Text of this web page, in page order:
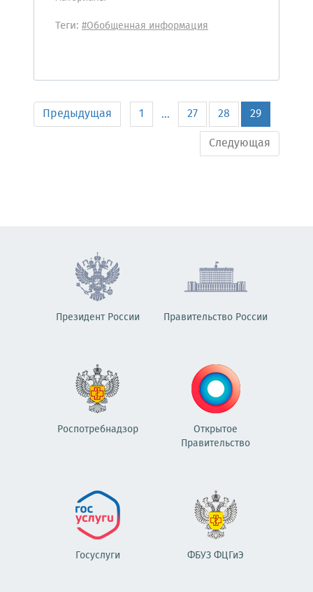
Теги: #Обобщенная информация
Предыдущая 1 ... 27 28
29
Следующая
Президент России Правительство России
Роспотребнадзор
Открытое
Правительство
Госуслуги ФБУЗ ФЦГиЭ